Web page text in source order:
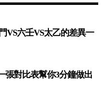
VS六壬VS太乙的差異一
張對比表幫你3分鐘做出